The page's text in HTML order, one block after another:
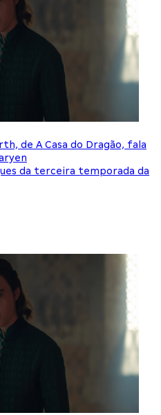
de A Casa do Dragão, fala
da terceira temporada da